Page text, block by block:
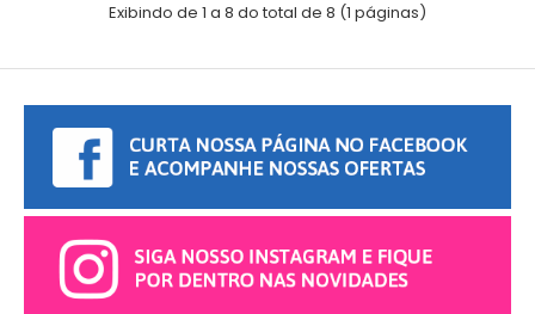
Exibindo de 1 a 8 do total de 8 (1 páginas)